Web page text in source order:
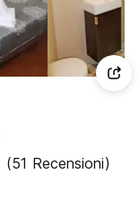
(51 Recensioni)